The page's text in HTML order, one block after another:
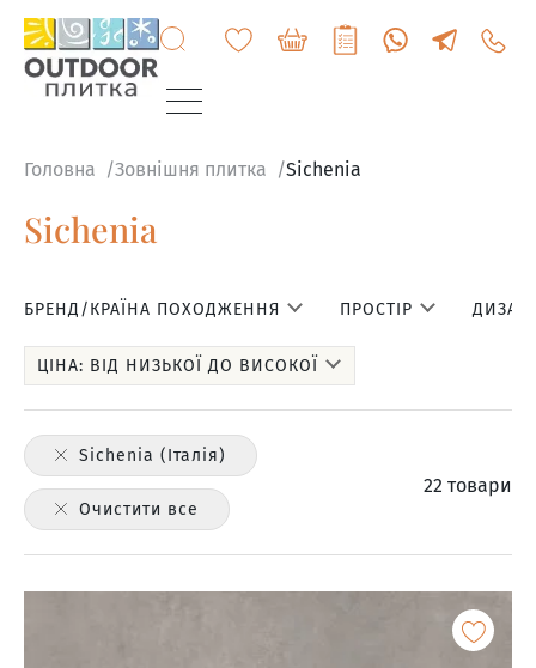
Головна
Зовнішня плитка Sichenia
Sichenia
БРЕНД/КРАЇНА ПОХОДЖЕННЯ ПРОСТІР
ЦІНА: ВІД НИЗЬКОЇ ДО ВИСОКОЇ
Sichenia (Італія)
Очистити все
22 товари